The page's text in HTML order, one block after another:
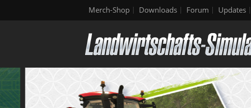
Merch-Shop Downloads Forum Updates